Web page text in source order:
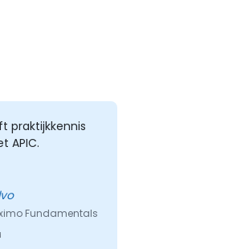
praktijkkennis
APIC.
Fundamentals